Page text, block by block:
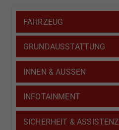
FAHRZEUG
GRUNDAUSSTATTUNG
INNEN & AUSSEN
INFOTAINMENT
SICHERHEIT & ASSISTENZ